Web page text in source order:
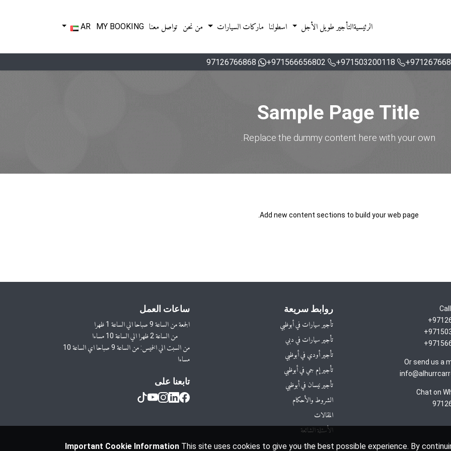
الرئيسيةالتأجير طويل الأجل اسطولنا ماركات السيارات من نحن تواصل معنا MY BOOKING
AR
971503200118+
971566656802+
97126766868
Sample Page Title
Replace the dummy content here with your own.
Add new content sections to build your web page.
Or send us a
Chat on
روابط سريعة
تأجير سيارات في أبوظبي
تأجير سيارات في دبي
تأجير أودي في أبوظبي
تأجير إم جي في أبوظبي
تأجير نيسان في أبوظبي
الشروط والأحكام
المقالات
الأسئلة الشائعة
سياسة الخصوصية
ساعات العمل
مساءا
تابعنا على
Important Cookie InformationThis site uses cookies to give you the best possible experience. By